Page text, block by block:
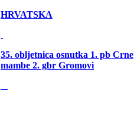
HRVATSKA
35. obljetnica osnutka 1. pb Crne
mambe 2. gbr Gromovi